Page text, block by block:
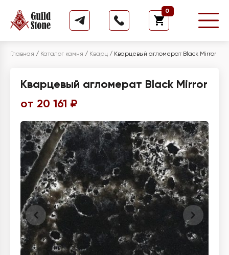
0
Главная / Каталог камня / Кварц / Кварцевый агломерат Black Mirror
Кварцевый агломерат Black Mirror
от 20 161 ₽